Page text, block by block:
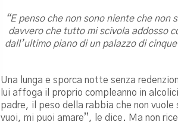
“E penso che non sono niente che
davvero che tutto mi scivola addosso
dall’ultimo piano di un palazzo di
Una lunga e sporca notte senza
lui affoga il proprio compleanno in
padre, il peso della rabbia che non
vuoi, mi puoi amare”, le dice. Ma non